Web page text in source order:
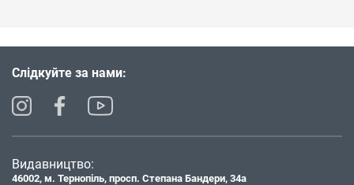
Слідкуйте за нами:
Видавництво:
46002, м. Тернопіль, просп. Степана Бандери, 34а